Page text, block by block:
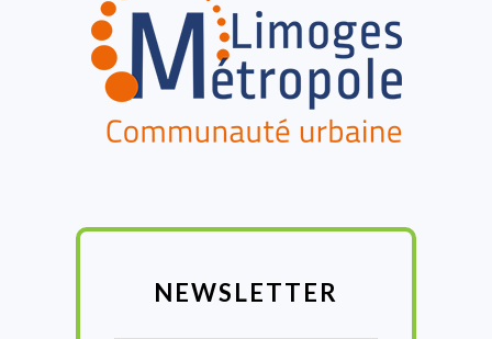
NEWSLETTER